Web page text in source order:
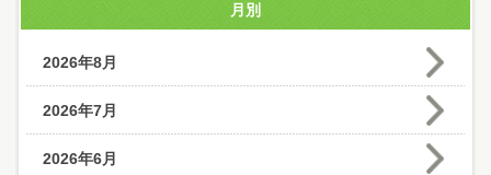
月別
2026年8月
2026年7月
2026年6月